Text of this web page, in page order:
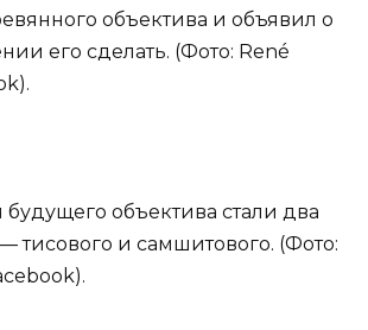
объектива и объявил о
его сделать. (Фото: René
объектива стали два
тисового и самшитового. (Фото: